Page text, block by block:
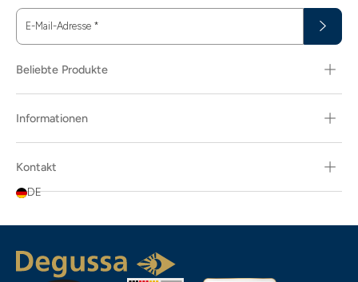
E-Mail-Adresse *
Beliebte Produkte
Informationen
Kontakt
DE